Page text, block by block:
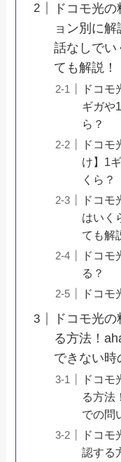
ドコモ光
ョン別に
話なしでい
ても解説！
ドコモ
ギガや
ら？
ドコモ
け】1
くら？
ドコモ
はいく
ても解
ドコモ
る？
ドコモ
ドコモ光
る方法！
できない時
ドコモ
る方法
での問
ドコモ
認する